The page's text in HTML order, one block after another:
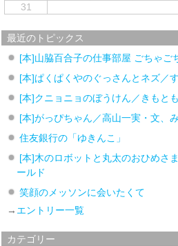
31
最近のトピックス
[本]山脇百合子の仕事部屋 ごちゃご
[本]ぱくぱくやのぐっさんとネズ／
[本]クニョニョのぼうけん／きもと
[本]がっぴちゃん／高山一実・文、
住友銀行の「ゆきんこ」
[本]木のロボットと丸太のおひめさ
ールド
笑顔のメッソンに会いたくて
→ エントリー一覧
カテゴリー